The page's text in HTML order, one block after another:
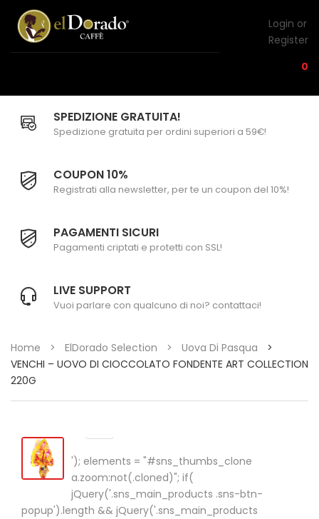
Login or
Register
0
SPEDIZIONE GRATUITA!
Spedizione gratuita per ordini superiori a 59€!
COUPON 10%
Registrati alla newsletter, per te un coupon del 10%!
PAGAMENTI SICURI
Pagamenti criptati e protetti con SSL!
LIVE SUPPORT
Vuoi parlare con qualcuno di noi? contattaci!
Home > ElDorado Selection > Uova Di Pasqua
>
VENCHI – UOVO DI CIOCCOLATO FONDENTE ART COLLECTION
220G
'); elements = "#sns_thumbs_clone
a.zoom:not(.cloned)"; if(
jQuery('.sns_main_products .sns-btn-
popup').length && jQuery('.sns_main_products